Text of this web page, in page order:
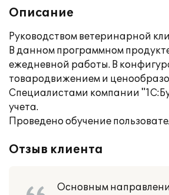
Описание
Руководством ветеринарной
В данном программном
ежедневной работы. В
товародвижением и
Специалистами компании
учета.
Проведено обучение
Отзыв клиента
Основным